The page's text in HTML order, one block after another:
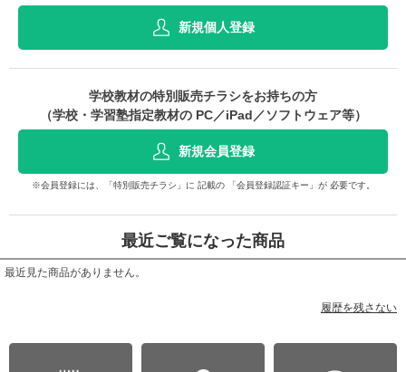
新規個人登録
学校教材の特別販売チラシをお持ちの方
（学校・学習塾指定教材の PC／iPad／ソフトウェア等）
新規会員登録
※会員登録には、「特別販売チラシ」に 記載の 「会員登録認証キー」が 必要です。
最近ご覧になった商品
最近見た商品がありません。
履歴を残さない